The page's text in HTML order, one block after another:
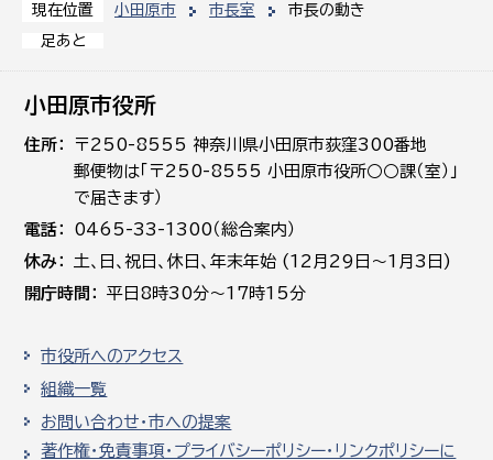
現在位置 小田原市 市長室
市長の動き
足あと
小田原市役所
住所
〒250-8555 神奈川県小田原市荻窪300番地
郵便物は「〒250-8555 小田原市役所○○課（室）」
で届きます）
電話
0465-33-1300（総合案内）
休み
土､日､祝日、休日、年末年始 (12月29日～1月3日)
開庁時間
平日8時30分～17時15分
市役所へのアクセス
組織一覧
お問い合わせ・市への提案
著作権・免責事項・プライバシーポリシー・リンクポリシーに